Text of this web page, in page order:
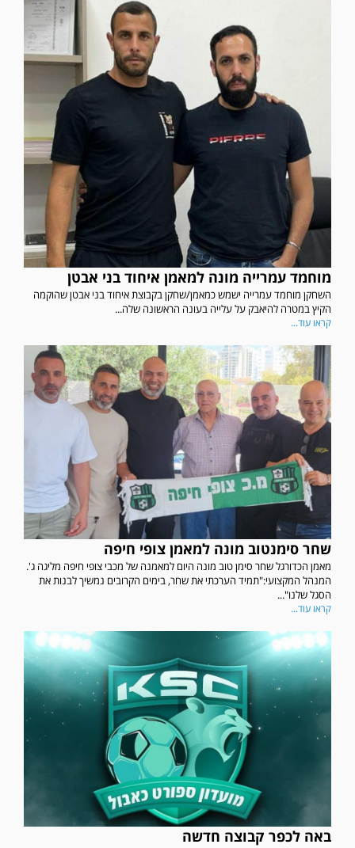
מוחמד עמרייה מונה למאמן איחוד בני אבטן
השחקן מוחמד עמרייה ישמש כמאמן/שחקן בקבוצת איחוד בני אבטן שהוקמה
הקיץ במטרה להיאבק על עלייה בעונה הראשונה שלה...
קראו עוד...
שחר סימנטוב מונה למאמן צופי חיפה
מאמן הכדורגל שחר סימן טוב מונה היום למאמנה של מכבי צופי חיפה מליגה ג'.
המנהל המקצועי:"תמיד הערכתי את שחר, בימים הקרובים נמשיך לבנות את
הסגל שלנו"...
קראו עוד...
באה לכפר קבוצה חדשה